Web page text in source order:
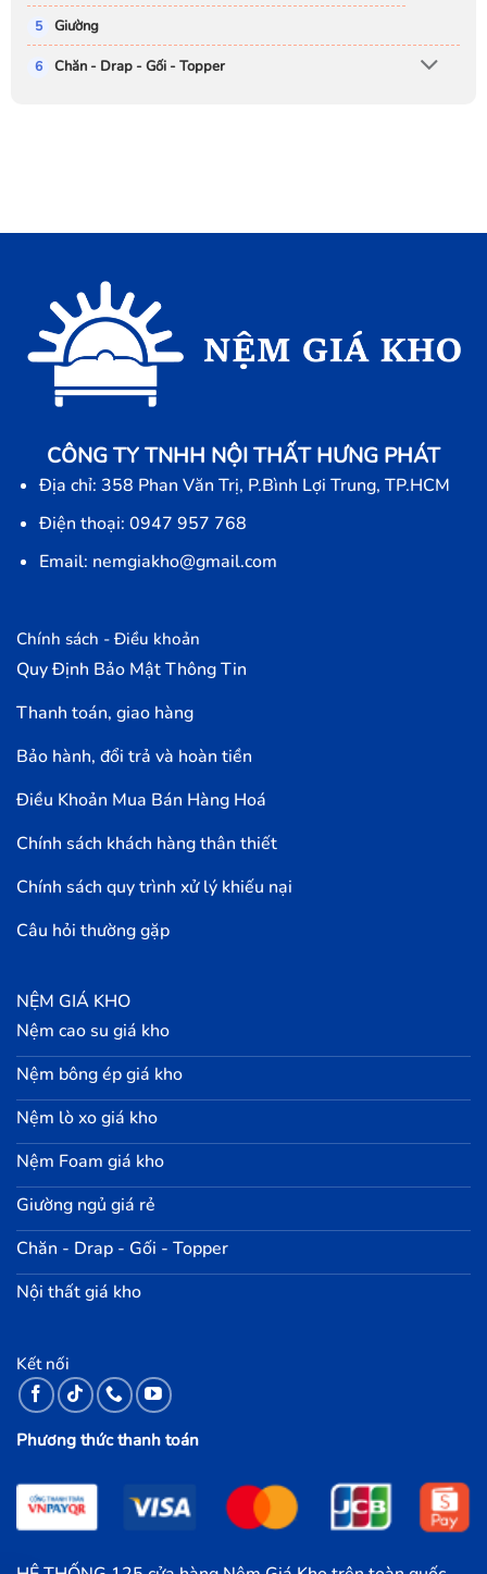
Giường
Chăn - Drap - Gối - Topper
CÔNG TY TNHH NỘI THẤT HƯNG PHÁT
Địa chỉ: 358 Phan Văn Trị, P.Bình Lợi Trung, TP.HCM
Điện thoại: 0947 957 768
Email: nemgiakho@gmail.com
Chính sách - Điều khoản
Quy Định Bảo Mật Thông Tin
Thanh toán, giao hàng
Bảo hành, đổi trả và hoàn tiền
Điều Khoản Mua Bán Hàng Hoá
Chính sách khách hàng thân thiết
Chính sách quy trình xử lý khiếu nại
Câu hỏi thường gặp
NỆM GIÁ KHO
Nệm cao su giá kho
Nệm bông ép giá kho
Nệm lò xo giá kho
Nệm Foam giá kho
Giường ngủ giá rẻ
Chăn - Drap - Gối - Topper
Nội thất giá kho
Kết nối
Phương thức thanh toán